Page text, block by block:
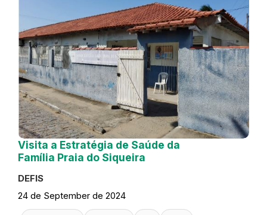
Visita a Estratégia de Saúde da
Família Praia do Siqueira
DEFIS
24 de September de 2024